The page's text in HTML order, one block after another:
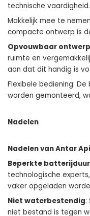
technische vaardigheid.
Makkelijk mee te
compacte ontwerp is
Opvouwbaar ontwerp
ruimte en
aan dat dit handig is
Flexibele bediening:
worden gemonteerd,
Nadelen
Nadelen van Antar
Beperkte batterijduur
technologische
vaker opgeladen
Niet waterbestendig:
niet bestand is tegen